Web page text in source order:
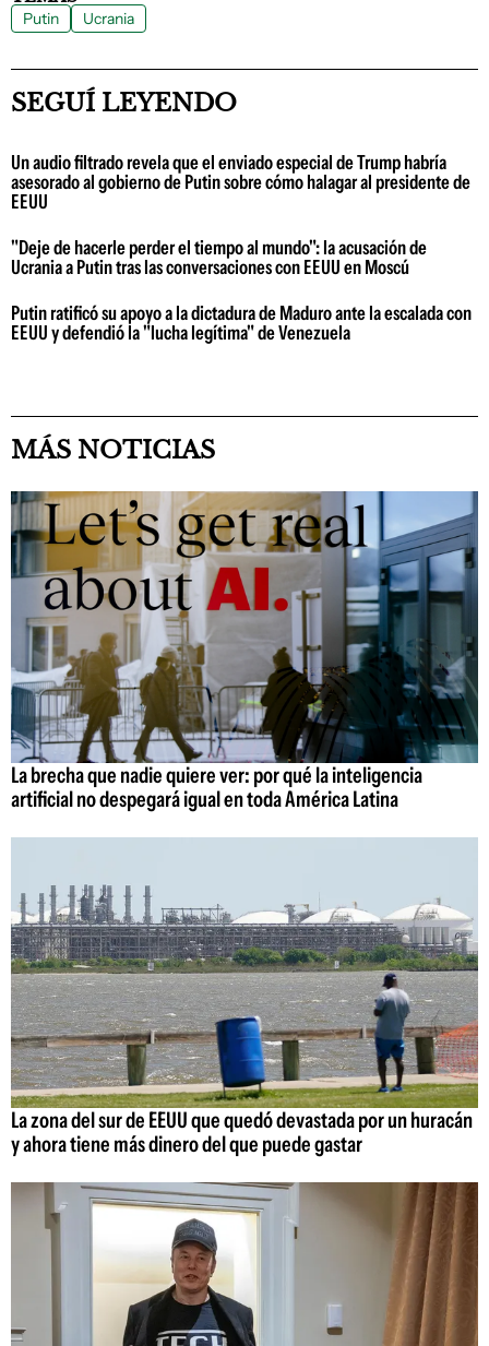
Putin Ucrania
SEGUÍ LEYENDO
Un audio filtrado revela que el enviado especial de Trump habría
asesorado al gobierno de Putin sobre cómo halagar al presidente de
EEUU
"Deje de hacerle perder el tiempo al mundo": la acusación de
Ucrania a Putin tras las conversaciones con EEUU en Moscú
Putin ratificó su apoyo a la dictadura de Maduro ante la escalada con
EEUU y defendió la "lucha legítima" de Venezuela
MÁS NOTICIAS
La brecha que nadie quiere ver: por qué la inteligencia
artificial no despegará igual en toda América Latina
La zona del sur de EEUU que quedó devastada por un huracán
y ahora tiene más dinero del que puede gastar